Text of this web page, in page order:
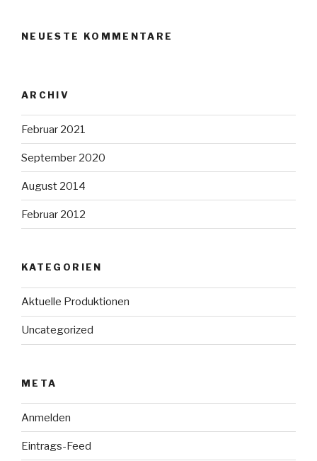
NEUESTE KOMMENTARE
ARCHIV
Februar 2021
September 2020
August 2014
Februar 2012
KATEGORIEN
Aktuelle Produktionen
Uncategorized
META
Anmelden
Eintrags-Feed